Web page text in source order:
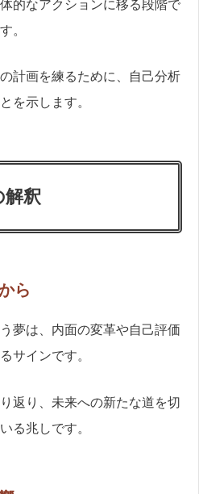
的なアクションに移る段階で
。
計画を練るために、自己分析
を示します。
解釈
ら
夢は、内面の変革や自己評価
サインです。
返り、未来への新たな道を切
る兆しです。